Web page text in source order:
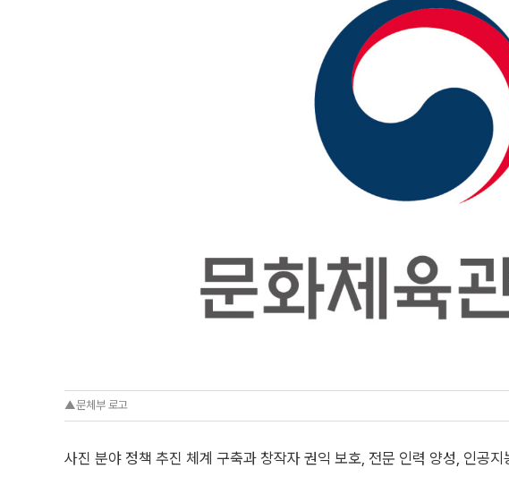
▲문체부 로고
사진 분야 정책 추진 체계 구축과 창작자 권익 보호, 전문 인력 양성, 인공